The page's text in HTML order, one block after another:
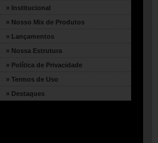
» Institucional
» Nosso Mix de Produtos
» Lançamentos
» Nossa Estrutura
» Política de Privacidade
» Termos de Uso
» Destaques